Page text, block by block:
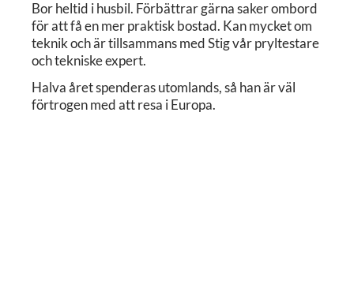
Bor heltid i husbil. Förbättrar gärna saker ombord
för att få en mer praktisk bostad. Kan mycket om
teknik och är tillsammans med Stig vår pryltestare
och tekniske expert.
Halva året spenderas utomlands, så han är väl
förtrogen med att resa i Europa.